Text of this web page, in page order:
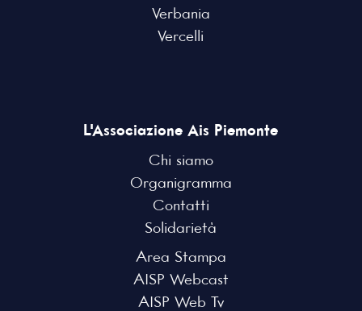
Verbania
Vercelli
L'Associazione Ais Piemonte
Chi siamo
Organigramma
Contatti
Solidarietà
Area Stampa
AISP Webcast
AISP Web Tv